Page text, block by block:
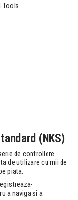
Tools
(NKS)
de controllere
de utilizare cu mii de
piata.
a naviga si a